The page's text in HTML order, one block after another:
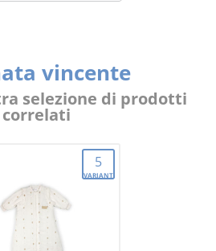
vincente
selezione di prodotti
correlati
5
VARIANTI